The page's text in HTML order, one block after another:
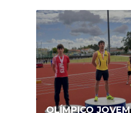
OLÍMPICO JOVEM